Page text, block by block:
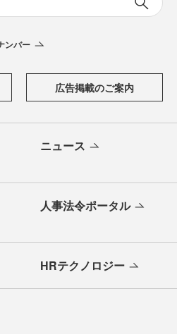
ンバー
広告掲載のご案内
ニュース
人事法令ポータル
HRテクノロジー